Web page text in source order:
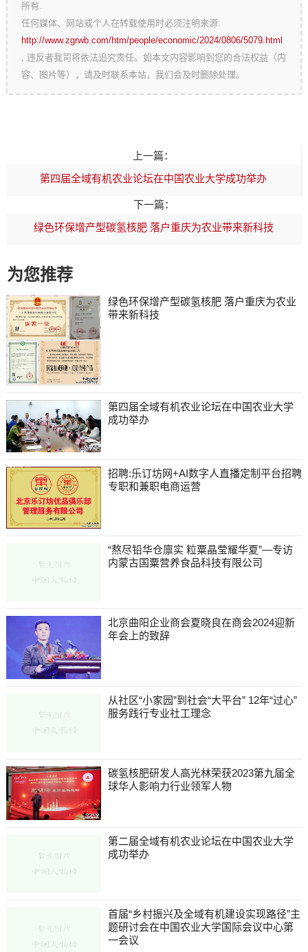
所有.
任何媒体、网站或个人在转载使用时必须注明来源:
http://www.zgrwb.com/htm/people/economic/2024/0806/5079.html
, 违反者我司将依法追究责任。如本文内容影响到您的合法权益（内
容、图片等），请及时联系本站，我们会及时删除处理。
上一篇：
第四届全域有机农业论坛在中国农业大学成功举办
下一篇：
绿色环保增产型碳氢核肥 落户重庆为农业带来新科技
为您推荐
绿色环保增产型碳氢核肥 落户重庆为农业
带来新科技
第四届全域有机农业论坛在中国农业大学
成功举办
招聘:乐订坊网+AI数字人直播定制平台招聘
专职和兼职电商运营
“熬尽铅华仓廪实 粒粟晶莹耀华夏”—专访
内蒙古国粟营养食品科技有限公司
北京曲阳企业商会夏晓良在商会2024迎新
年会上的致辞
从社区“小家园”到社会“大平台” 12年“过心”
服务践行专业社工理念
碳氢核肥研发人高光林荣获2023第九届全
球华人影响力行业领军人物
第二届全域有机农业论坛在中国农业大学
成功举办
首届“乡村振兴及全域有机建设实现路径”主
题研讨会在中国农业大学国际会议中心第
一会议